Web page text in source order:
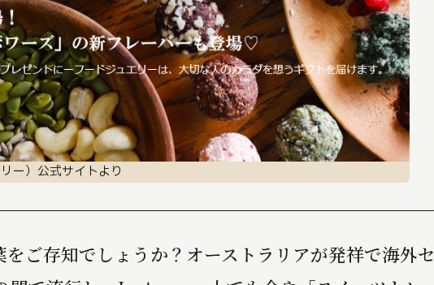
ー）公式サイトより
をご存知でしょうか？オーストラリアが発祥で海外セ